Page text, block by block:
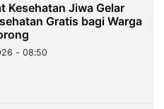
Kesehatan Jiwa Gelar
Gratis bagi Warga
- 08:50